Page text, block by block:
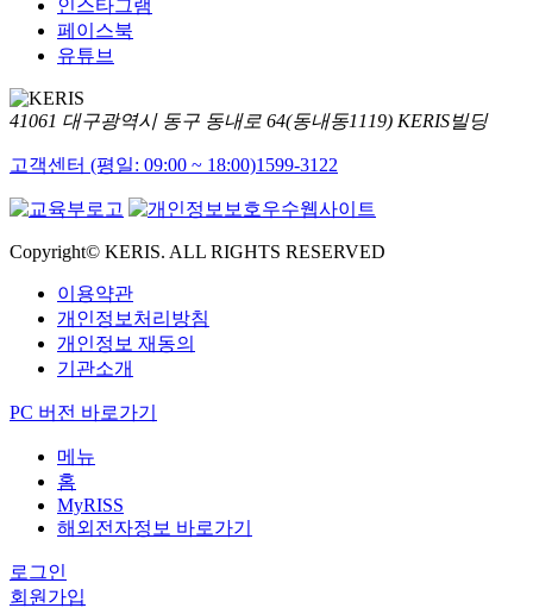
인스타그램
페이스북
유튜브
41061 대구광역시 동구 동내로 64(동내동1119) KERIS빌딩
고객센터 (평일: 09:00 ~ 18:00)1599-3122
Copyright© KERIS. ALL RIGHTS RESERVED
이용약관
개인정보처리방침
개인정보 재동의
기관소개
PC 버전 바로가기
메뉴
홈
MyRISS
해외전자정보 바로가기
로그인
회원가입